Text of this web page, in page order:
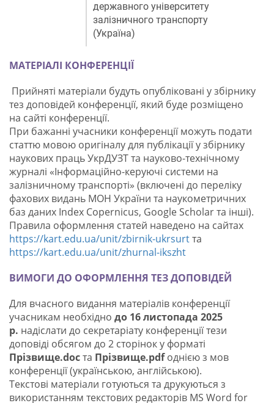
державного університету
залізничного транспорту
(Україна)
МАТЕРІАЛІ КОНФЕРЕНЦІЇ
Прийняті матеріали будуть опубліковані у збірнику
тез доповідей конференції, який буде розміщено
на сайті конференції.
При бажанні учасники конференції можуть подати
статтю мовою оригіналу для публікації у збірнику
наукових праць УкрДУЗТ та науково-технічному
журналі «Інформаційно-керуючі системи на
залізничному транспорті» (включені до переліку
фахових видань МОН України та наукометричних
баз даних Index Copernicus, Google Scholar та інші).
Правила оформлення статей наведено на сайтах
https://kart.edu.ua/unit/zbirnik-ukrsurtта
https://kart.edu.ua/unit/zhurnal-ikszht
ВИМОГИ ДО ОФОРМЛЕННЯ ТЕЗ ДОПОВІДЕЙ
Для вчасного видання матеріалів конференції
учасникам необхідно до 16 листопада 2025
р. надіслати до секретаріату конференції тези
доповіді обсягом до 2 сторінок у форматі
Прізвище.docта Прізвище.pdfоднією з мов
конференції (українською, англійською).
Текстові матеріали готуються та друкуються з
використанням текстових редакторів MS Word for